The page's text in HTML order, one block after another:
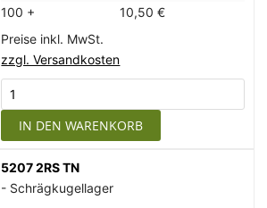
100 +
10,50 €
Preise inkl. MwSt.
zzgl. Versandkosten
IN DEN WARENKORB
5207 2RS TN
- Schrägkugellager